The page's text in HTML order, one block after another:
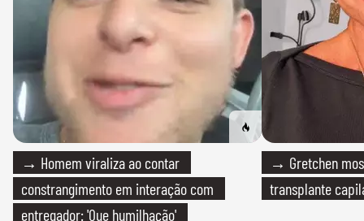
→ Homem viraliza ao contar
constrangimento em interação com
entregador: 'Que humilhação'
→ Gretchen
transplante